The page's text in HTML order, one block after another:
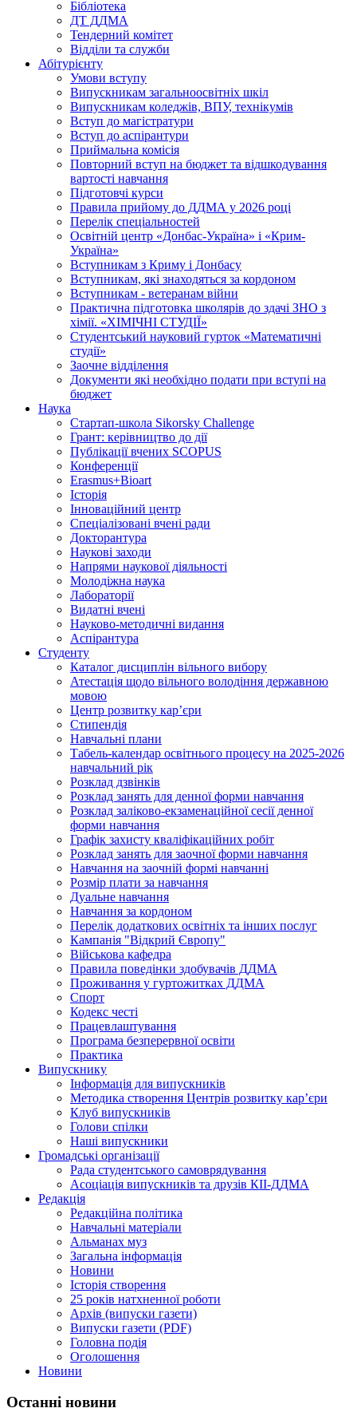
Бібліотека
ДТ ДДМА
Тендерний комітет
Відділи та служби
Абітурієнту
Умови вступу
Випускникам загальноосвітніх шкіл
Випускникам коледжів, ВПУ, технікумів
Вступ до магістратури
Вступ до аспірантури
Приймальна комісія
Повторний вступ на бюджет та відшкодування
вартості навчання
Підготовчі курси
Правила прийому до ДДМА у 2026 році
Перелік спеціальностей
Освітній центр «Донбас-Україна» і «Крим-
Україна»
Вступникам з Криму і Донбасу
Вступникам, які знаходяться за кордоном
Вступникам - ветеранам війни
Практична підготовка школярів до здачі ЗНО з
хімії. «ХІМІЧНІ СТУДІЇ»
Студентський науковий гурток «Математичні
студії»
Заочне відділення
Документи які необхідно подати при вступі на
бюджет
Наука
Стартап-школа Sikorsky Challenge
Грант: керівництво до дії
Публікації вчених SCOPUS
Конференції
Erasmus+Bioart
Історія
Інноваційний центр
Спеціалізовані вчені ради
Докторантура
Наукові заходи
Напрями наукової діяльності
Молодіжна наука
Лабораторії
Видатні вчені
Науково-методичні видання
Аспірантура
Студенту
Каталог дисциплін вільного вибору
Атестація щодо вільного володіння державною
мовою
Центр розвитку кар’єри
Стипендія
Навчальні плани
Табель-календар освітнього процесу на 2025-2026
навчальний рік
Розклад дзвінків
Розклад занять для денної форми навчання
Розклад заліково-екзаменаційної сесії денної
форми навчання
Графік захисту кваліфікаційних робіт
Розклад занять для заочної форми навчання
Навчання на заочній формі навчанні
Розмір плати за навчання
Дуальне навчання
Навчання за кордоном
Перелік додаткових освітніх та інших послуг
Кампанія "Відкрий Європу"
Військова кафедра
Правила поведінки здобувачів ДДМА
Проживання у гуртожитках ДДМА
Спорт
Кодекс честі
Працевлаштування
Програма безперервної освіти
Практика
Випускнику
Інформація для випускників
Методика створення Центрів розвитку кар’єри
Клуб випускників
Голови спілки
Наші випускники
Громадські організації
Рада студентського самоврядування
Асоціація випускників та друзів КІІ-ДДМА
Редакція
Редакційна політика
Навчальні матеріали
Альманах муз
Загальна інформація
Новини
Історія створення
25 років натхненної роботи
Архів (випуски газети)
Випуски газети (PDF)
Головна подія
Оголошення
Новини
Останні новини